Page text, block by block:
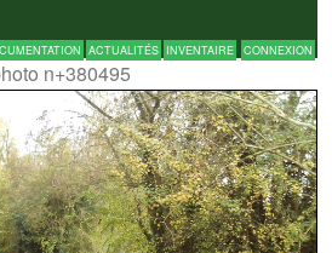
ACTUALITÉS INVENTAIRE CONNEXION
n+380495